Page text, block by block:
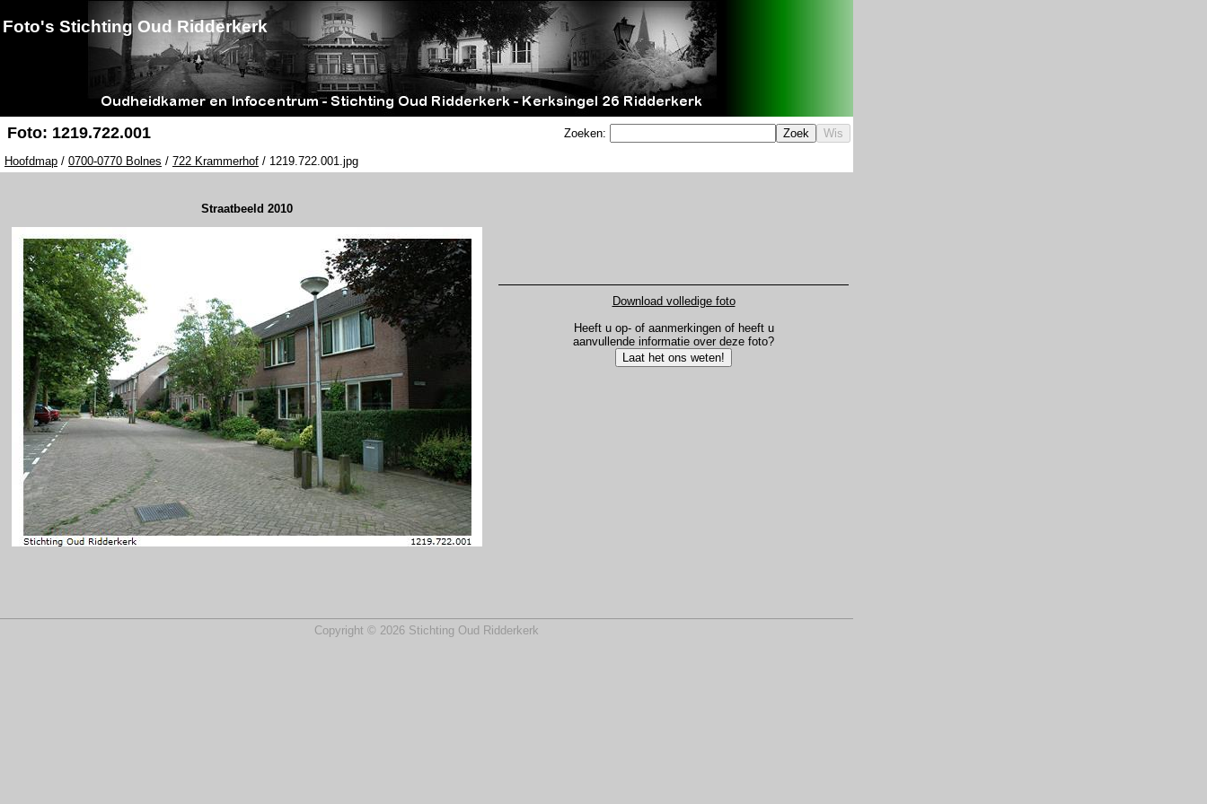
Foto's Stichting Oud Ridderkerk
Foto: 1219.722.001 Zoeken:
Hoofdmap / 0700-0770 Bolnes / 722 Krammerhof / 1219.722.001.jpg
Straatbeeld 2010
Download volledige foto
Heeft u op- of aanmerkingen of heeft u
aanvullende informatie over deze foto?
Copyright © 2026 Stichting Oud Ridderkerk